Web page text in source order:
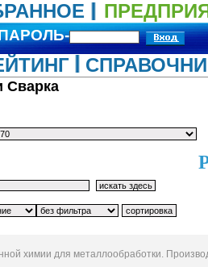
Сварка
химии для металлообработки.